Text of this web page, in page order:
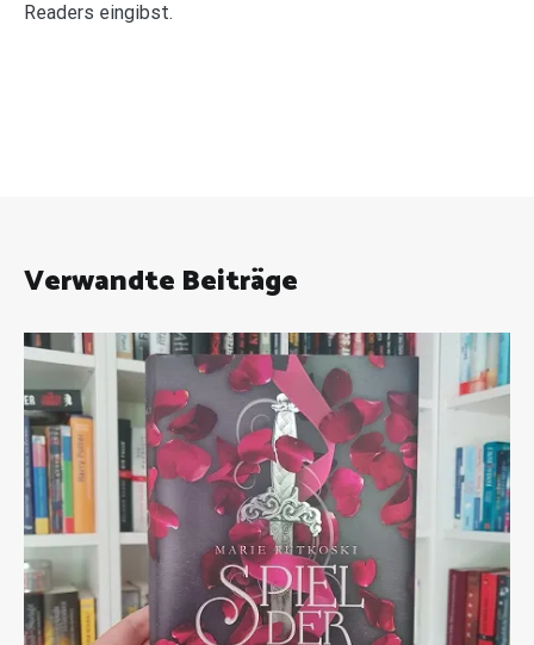
Readers eingibst.
Verwandte Beiträge